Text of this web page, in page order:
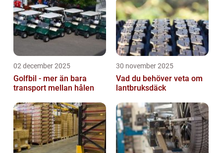
02 december 2025
Golfbil - mer än bara
transport mellan hålen
30 november 2025
Vad du behöver veta om
lantbruksdäck